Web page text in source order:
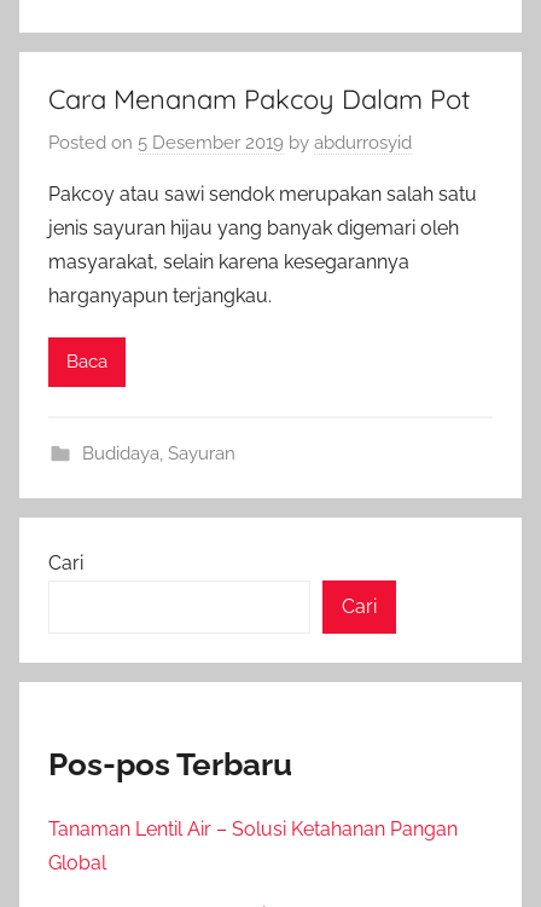
Cara Menanam Pakcoy Dalam Pot
Posted on 5 Desember 2019 by abdurrosyid
Pakcoy atau sawi sendok merupakan salah satu
jenis sayuran hijau yang banyak digemari oleh
masyarakat, selain karena kesegarannya
harganyapun terjangkau.
Baca
Budidaya Sayuran
Cari
Cari
Pos-pos Terbaru
Tanaman Lentil Air – Solusi Ketahanan Pangan
Global